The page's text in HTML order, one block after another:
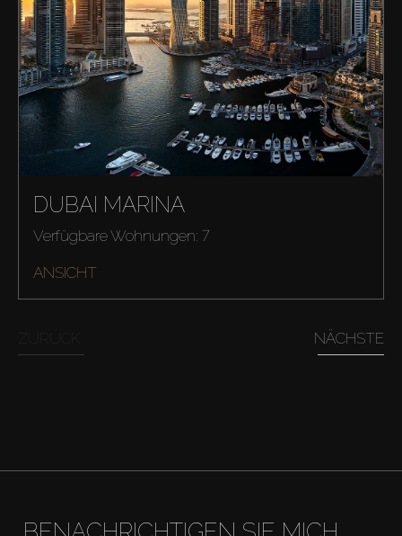
Miete
Verkaufen
Off-Plan
DUBAI MARINA
Verfügbare Wohnungen: 7
ANSICHT
NÄCHSTE